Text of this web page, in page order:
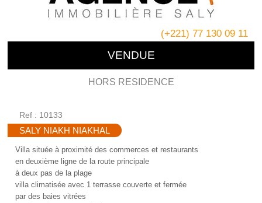
(+221) 77 130 09 11
VENDUE
HORS RESIDENCE
Ref : 10133
SALY NIAKH NIAKHAL
Villa située à proximité des commerces et restaurants
en deuxième ligne de la route principale
à deux pas de la plage
villa climatisée avec 1 terrasse couverte et fermée
par des baies vitrées